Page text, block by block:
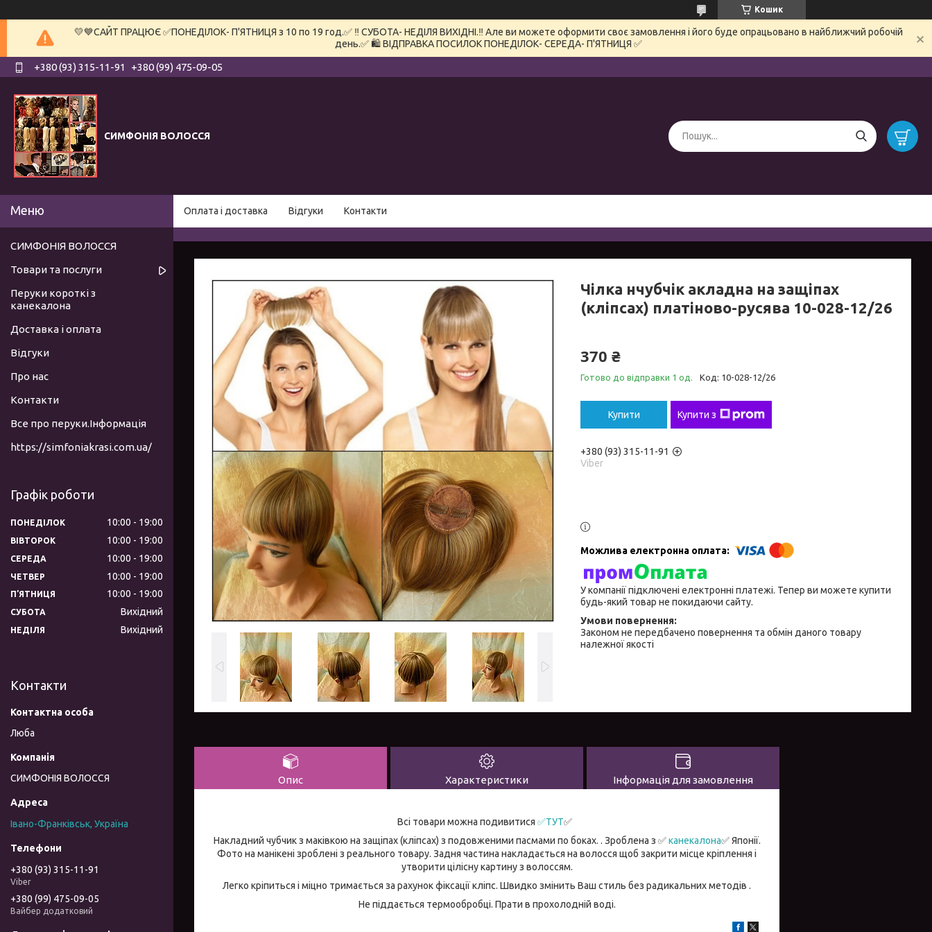
Кошик
💛💙САЙТ ПРАЦЮЄ ✅ПОНЕДІЛОК- П'ЯТНИЦЯ з 10 по 19 год.✅ ‼️ СУБОТА- НЕДІЛЯ ВИХІДНІ.‼️ Але ви можете оформити своє замовлення і його буде опрацьовано в найближчий робочій
день.✅ 🛍️ ВІДПРАВКА ПОСИЛОК ПОНЕДІЛОК- СЕРЕДА- П'ЯТНИЦЯ ✅
+380 (93) 315-11-91 +380 (99) 475-09-05
СИМФОНІЯ ВОЛОССЯ
Оплата і доставка Відгуки Контакти
Чілка нчубчік акладна на защіпах
(кліпсах) платіново-русява 10-028-12/26
370 ₴
Готово до відправки 1 од. Код: 10-028-12/26
Купити Купити з
+380 (93) 315-11-91
Viber
У компанії підключені електронні платежі. Тепер ви можете купити
будь-який товар не покидаючи сайту.
Законом не передбачено повернення та обмін даного товару
належної якості
Опис Характеристики Інформація для замовлення
Всі товари можна подивитися ✅ТУТ✅
Накладний чубчик з маківкою на защіпах (кліпсах) з подовженими пасмами по боках. . Зроблена з ✅канекалона✅ Японії.
Фото на манікені зроблені з реального товару. Задня частина накладається на волосся щоб закрити місце кріплення і
утворити цілісну картину з волоссям.
Легко кріпиться і міцно тримається за рахунок фіксації кліпс. Швидко змінить Ваш стиль без радикальних методів .
Не піддається термообробці. Прати в прохолодній воді.
СИМФОНІЯ ВОЛОССЯ
Товари та послуги
Перуки короткі з
канекалона
Доставка і оплата
Відгуки
Про нас
Контакти
Все про перуки.Інформація
https://simfoniakrasi.com.ua/
Графік роботи
ПОНЕДІЛОК 10:00 19:00
ВІВТОРОК 10:00 19:00
СЕРЕДА 10:00 19:00
ЧЕТВЕР 10:00 19:00
ПʼЯТНИЦЯ 10:00 19:00
СУБОТА Вихідний
НЕДІЛЯ Вихідний
Контакти
Люба
СИМФОНІЯ ВОЛОССЯ
Івано-Франківськ, Україна
+380 (93) 315-11-91
Viber
+380 (99) 475-09-05
Вайбер додатковий